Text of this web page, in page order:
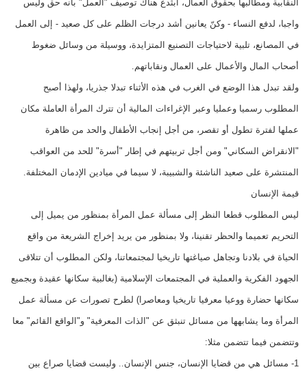
النقابية ومطالبها بحقوق العمال، ابتُدع هناك توصيف "العمل" بأنه حق وليس
واجبا، لدفع النساء - وكنّ يعانين أشد درجات الظلم على كل صعيد - إلى العمل
في المصانع، تلبية لاحتياجات التصنيع المتزايدة، ووسيلة من وسائل ضغوط
أصحاب المال والأعمال على العمال ونقاباتهم.
ولقد تبدل هذا الوضع في الغرب في هذه الأثناء تبدلا جذريا، ولهذا أصبح
المطلوب رسميا وعمليا وعبر الإغراءات المالية أن تترك المرأة العاملة مكان
عملها لفترة تطول أو تقصر، من أجل إنجاب الأطفال والحد من ظاهرة
"الانقراض السكاني" ومن أجل تربيتهم في إطار "أسرة" للحد من العواقب
المنتشرة على صعيد الناشئة والشبيبة، لا سيما في ميادين الإدمان المختلفة.
قيمة الإنسان
ليس المطلوب قطعا النظر إلى مسألة عمل المرأة بمنظور من يميل إلى
التحريم تعميما والحظر تقنينا، ولا بمنظور من يريد إخراج الشريعة من واقع
الحياة في بلادنا وتجاهل صياغتها تاريخيا لمجتمعاتنا، ولكن المطلوب أن تتلاقى
الجهود الفكرية والعملية في المجتمعات الإسلامية (بغالبية سكانها عقيدة وبجميع
سكانها حضارة ووعيا معرفيا تاريخيا ومعاصرا) لطرح تصورات عن مسألة عمل
المرأة وما يشابهها من مسائل تنبثق عن "الذات المعرفية" و"الواقع القائم" معا
وتتضمن فيما تتضمن مثلا:
1- مسائل هي من قضايا الإنسان، جنس الإنسان.. وليست قضايا صراع بين